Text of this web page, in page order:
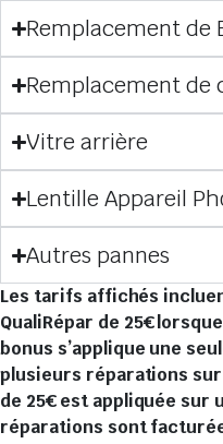
Remplacement de
Remplacement de
Vitre arrière
Lentille Appareil
Autres pannes
Les tarifs affichés
QualiRépar de 25€
bonus s’applique une
plusieurs réparations
de 25€ est appliquée sur
réparations sont